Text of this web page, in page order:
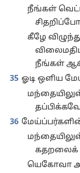
நீங்கள்
கீழே
நீங்கள்
35 ஓடி ஒளிய
தப்பிக்கவே
36
கதறலைக்
யெகோவா